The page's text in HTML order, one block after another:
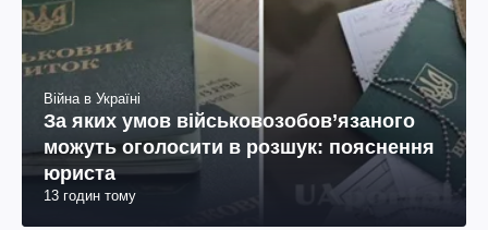
Війна в Україні
За яких умов військовозобов’язаного
можуть оголосити в розшук: пояснення
юриста
13 годин тому